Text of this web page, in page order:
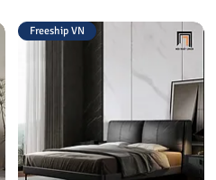
Freeship VN